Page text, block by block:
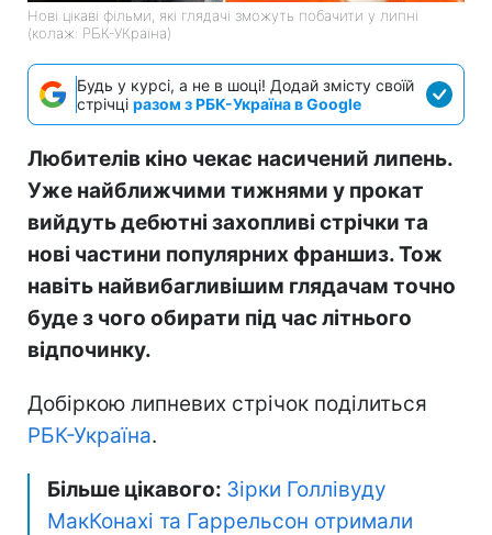
Нові цікаві фільми, які глядачі зможуть побачити у липні
(колаж: РБК-УКраїна)
Будь у курсі, а не в шоці! Додай змісту своїй
стрічці разом з РБК-Україна в Google
Любителів кіно чекає насичений липень.
Уже найближчими тижнями у прокат
вийдуть дебютні захопливі стрічки та
нові частини популярних франшиз. Тож
навіть найвибагливішим глядачам точно
буде з чого обирати під час літнього
відпочинку.
Добіркою липневих стрічок поділиться
РБК-Україна.
Більше цікавого: Зірки Голлівуду
МакКонахі та Гаррельсон отримали